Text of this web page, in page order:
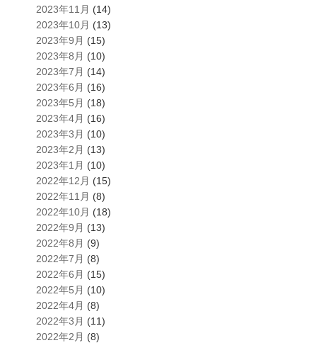
2023年11月 (14)
2023年10月 (13)
2023年9月 (15)
2023年8月 (10)
2023年7月 (14)
2023年6月 (16)
2023年5月 (18)
2023年4月 (16)
2023年3月 (10)
2023年2月 (13)
2023年1月 (10)
2022年12月 (15)
2022年11月 (8)
2022年10月 (18)
2022年9月 (13)
2022年8月 (9)
2022年7月 (8)
2022年6月 (15)
2022年5月 (10)
2022年4月 (8)
2022年3月 (11)
2022年2月 (8)